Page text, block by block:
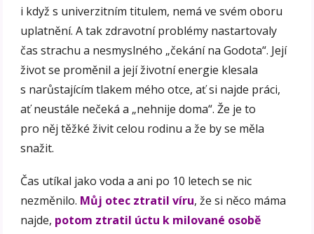
i když s univerzitním titulem, nemá ve svém oboru
uplatnění. A tak zdravotní problémy nastartovaly
čas strachu a nesmyslného „čekání na Godota“. Její
život se proměnil a její životní energie klesala
s narůstajícím tlakem mého otce, ať si najde práci,
ať neustále nečeká a „nehnije doma“. Že je to
pro něj těžké živit celou rodinu a že by se měla
snažit.
Čas utíkal jako voda a ani po 10 letech se nic
nezměnilo. Můj otec ztratil víru, že si něco máma
najde, potom ztratil úctu k milované osobě